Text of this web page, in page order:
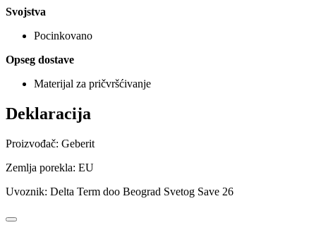
Svojstva
Pocinkovano
Opseg dostave
Materijal za pričvršćivanje
Deklaracija
Proizvođač: Geberit
Zemlja porekla: EU
Uvoznik: Delta Term doo Beograd Svetog Save 26